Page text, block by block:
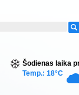
Šodienas laika
Temp.: 18°C